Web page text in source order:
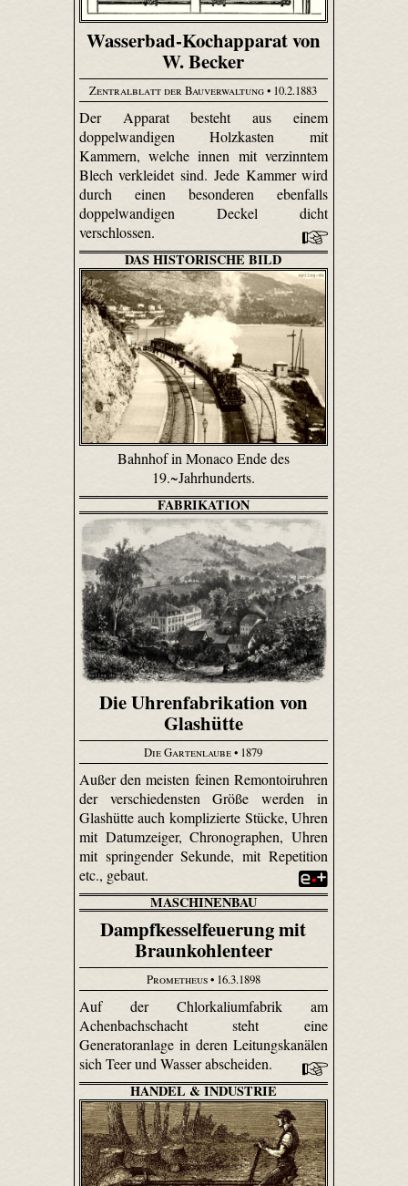
Wasserbad-Kochapparat von
W. Becker
Zentralblatt der Bauverwaltung• 10.2.1883
Der Apparat besteht aus einem
doppelwandigen Holzkasten mit
Kammern, welche innen mit verzinntem
Blech verkleidet sind. Jede Kammer wird
durch einen besonderen ebenfalls
doppelwandigen Deckel dicht
verschlossen.
DAS HISTORISCHE BILD
Bahnhof in Monaco Ende des
19.~Jahrhunderts.
FABRIKATION
Die Uhrenfabrikation von
Glashütte
Die Gartenlaube• 1879
Außer den meisten feinen Remontoir­uhren
der verschiedensten Größe werden in
Glashütte auch komplizierte Stücke, Uhren
mit Datum­zeiger, Chronographen, Uhren
mit springender Sekunde, mit Repetition
etc., gebaut.
MASCHINENBAU
Dampfkesselfeuerung mit
Braunkohlenteer
Prometheus• 16.3.1898
Auf der Chlorkaliumfabrik am
Achenbachschacht steht eine
Generatoranlage in deren Leitungskanälen
sich Teer und Wasser abscheiden.
HANDEL & INDUSTRIE